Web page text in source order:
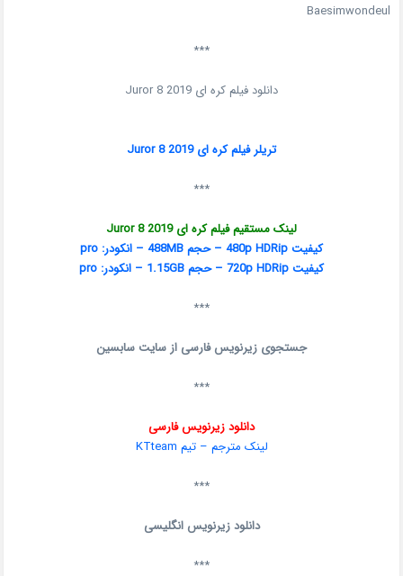
Baesimwondeul
***
دانلود فیلم کره ای Juror 8 2019
تریلر فیلم کره ای Juror 8 2019
***
لینک مستقیم فیلم کره ای Juror 8 2019
کیفیت 480p HDRip – حجم 488MB – انکودر: pro
کیفیت 720p HDRip – حجم 1.15GB – انکودر: pro
***
جستجوی زیرنویس فارسی از سایت سابسین
***
دانلود زیرنویس فارسی
لینک مترجم – تیم KTteam
***
دانلود زیرنویس انگلیسی
***